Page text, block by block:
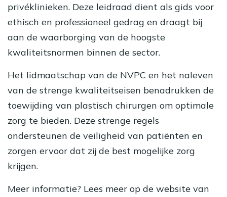
privéklinieken. Deze leidraad dient als gids voor
ethisch en professioneel gedrag en draagt bij
aan de waarborging van de hoogste
kwaliteitsnormen binnen de sector.
Het lidmaatschap van de NVPC en het naleven
van de strenge kwaliteitseisen benadrukken de
toewijding van plastisch chirurgen om optimale
zorg te bieden. Deze strenge regels
ondersteunen de veiligheid van patiënten en
zorgen ervoor dat zij de best mogelijke zorg
krijgen.
Meer informatie? Lees meer op de website van